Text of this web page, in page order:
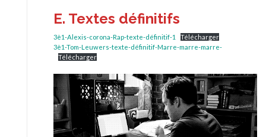
E. Textes définitifs
3è1-Alexis-corona-Rap-texte-définitif-1
Télécharger
3è1-Tom-Leuwers-texte-définitif-Marre-marre-marre-
Télécharger